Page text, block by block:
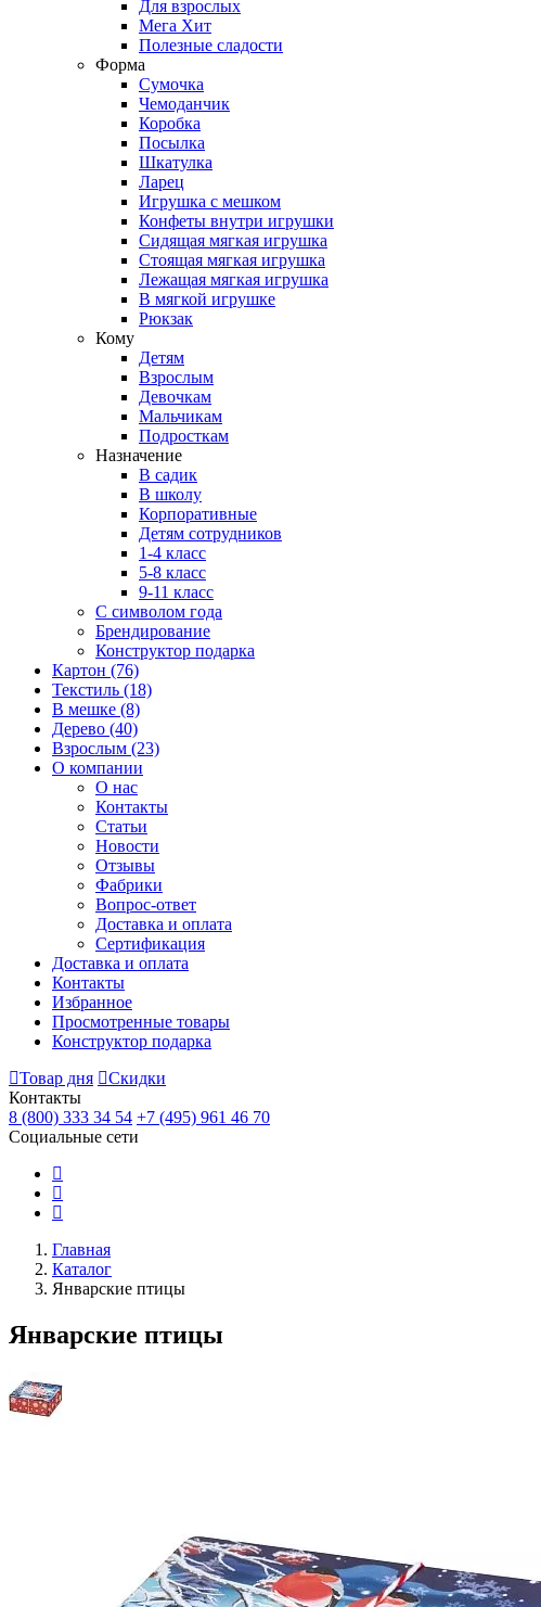
Для взрослых
Мега Хит
Полезные сладости
Форма
Сумочка
Чемоданчик
Коробка
Посылка
Шкатулка
Ларец
Игрушка с мешком
Конфеты внутри игрушки
Сидящая мягкая игрушка
Стоящая мягкая игрушка
Лежащая мягкая игрушка
В мягкой игрушке
Рюкзак
Кому
Детям
Взрослым
Девочкам
Мальчикам
Подросткам
Назначение
В садик
В школу
Корпоративные
Детям сотрудников
1-4 класс
5-8 класс
9-11 класс
С символом года
Брендирование
Конструктор подарка
Картон (76)
Текстиль (18)
В мешке (8)
Дерево (40)
Взрослым (23)
О компании
О нас
Контакты
Статьи
Новости
Отзывы
Фабрики
Вопрос-ответ
Доставка и оплата
Сертификация
Доставка и оплата
Контакты
Избранное
Просмотренные товары
Конструктор подарка
Товар дня
Скидки
Контакты
8 (800) 333 34 54 +7 (495) 961 46 70
Социальные сети
Главная
Каталог
Январские птицы
Январские птицы